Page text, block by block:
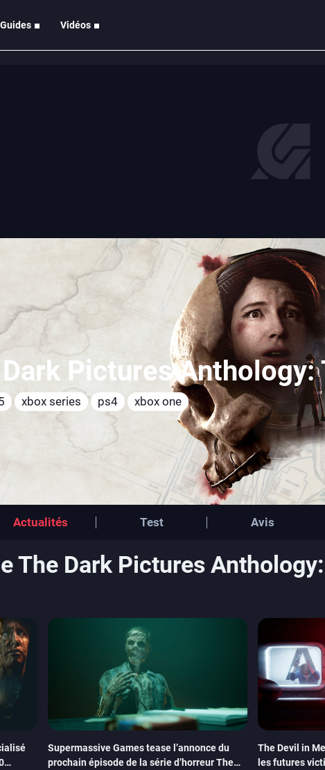
Guides Vidéos
Pictures Anthology:
xbox series ps4 xbox one
Actualités Test Avis
The Dark Pictures
Supermassive Games tease l’annonce du
prochain épisode de la série d’horreur The
The Devil in
les futures